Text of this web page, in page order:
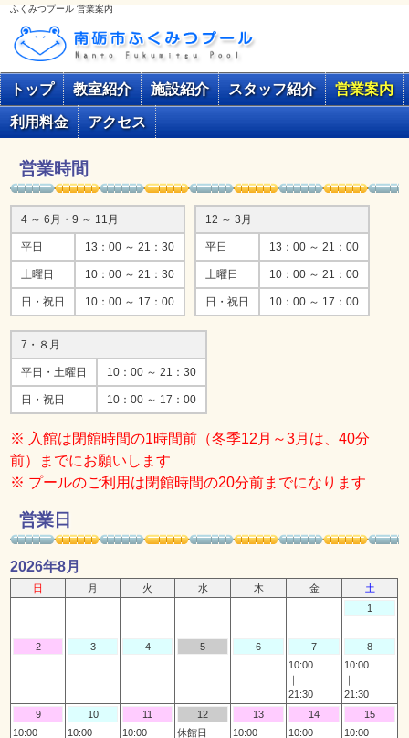
ふくみつプール 営業案内
トップ 教室紹介 施設紹介 スタッフ紹介 営業案内
利用料金 アクセス
営業時間
4 ～ 6月・9 ～ 11月
平日 13：00 ～ 21：30
土曜日 10：00 ～ 21：30
日・祝日 10：00 ～ 17：00
12 ～ 3月
平日 13：00 ～ 21：00
土曜日 10：00 ～ 21：00
日・祝日 10：00 ～ 17：00
7・８月
平日・土曜日 10：00 ～ 21：30
日・祝日 10：00 ～ 17：00
※ 入館は閉館時間の1時間前（冬季12月～3月は、40分
前）までにお願いします
※ プールのご利用は閉館時間の20分前までになります
営業日
2026年8月
日 月 火 水 木 金
土
1
2 3 4 5 6
7
10:00
｜
21:30
8
10:00
｜
21:30
9
10:00
10
10:00
11
10:00
12
休館日
13
10:00
14
10:00
15
10:00